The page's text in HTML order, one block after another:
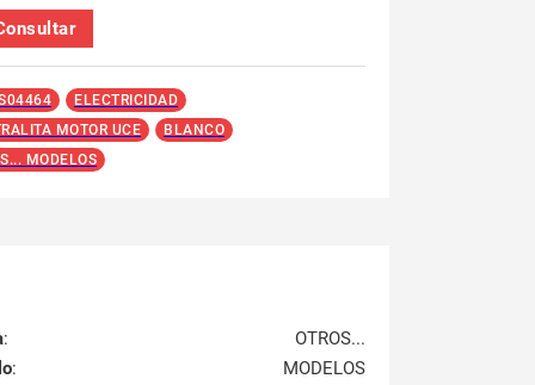
ELECTRICIDAD
MOTOR UCE
BLANCO
MODELOS
:
OTROS...
:
MODELOS